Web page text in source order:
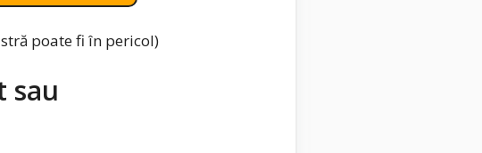
poate fi în pericol)
sau